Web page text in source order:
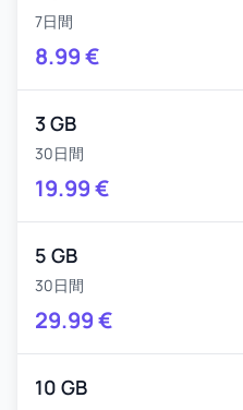
7日間
8.99€
3 GB
30日間
19.99€
5 GB
30日間
29.99€
10 GB